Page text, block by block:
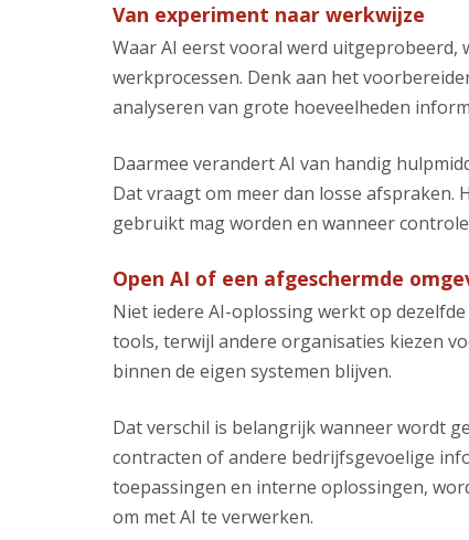
Van experiment naar werkwijze
Waar AI eerst vooral werd uitgeprobeerd,
werkprocessen. Denk aan het
analyseren van grote hoeveelheden
Daarmee verandert AI van handig
Dat vraagt om meer dan losse afspraken.
gebruikt mag worden en wanneer
Open AI of een afgeschermde
Niet iedere AI-oplossing werkt op
tools, terwijl andere organisaties kiezen
binnen de eigen systemen blijven.
Dat verschil is belangrijk wanneer wordt
contracten of andere bedrijfsgevoelige
toepassingen en interne oplossingen,
om met AI te verwerken.